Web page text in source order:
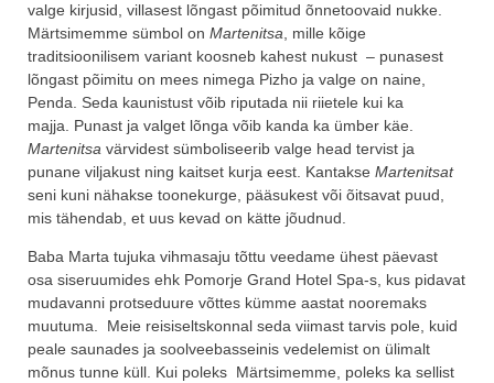
valge kirjusid, villasest lõngast põimitud õnnetoovaid nukke.
Märtsimemme sümbol on Martenitsa, mille kõige
traditsioonilisem variant koosneb kahest nukust – punasest
lõngast põimitu on mees nimega Pizho ja valge on naine,
Penda. Seda kaunistust võib riputada nii riietele kui ka
majja. Punast ja valget lõnga võib kanda ka ümber käe.
Martenitsa värvidest sümboliseerib valge head tervist ja
punane viljakust ning kaitset kurja eest. Kantakse Martenitsat
seni kuni nähakse toonekurge, pääsukest või õitsavat puud,
mis tähendab, et uus kevad on kätte jõudnud.
Baba Marta tujuka vihmasaju tõttu veedame ühest päevast
osa siseruumides ehk Pomorje Grand Hotel Spa-s, kus pidavat
mudavanni protseduure võttes kümme aastat nooremaks
muutuma. Meie reisiseltskonnal seda viimast tarvis pole, kuid
peale saunades ja soolveebasseinis vedelemist on ülimalt
mõnus tunne küll. Kui poleks Märtsimemme, poleks ka sellist